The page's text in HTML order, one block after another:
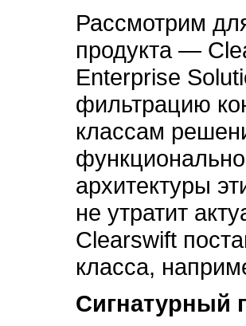
Рассмотрим
продукта —
Enterprise
фильтрацию
классам
архитектуры
не утратит
Clearswift
класса,
Сигнатурный